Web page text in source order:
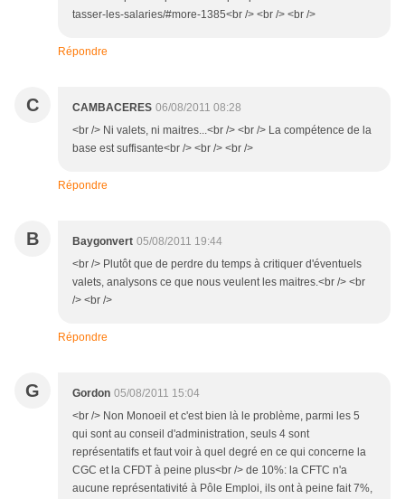
tasser-les-salaries/#more-1385<br /> <br /> <br />
Répondre
C CAMBACERES 06/08/2011 08:28
<br /> Ni valets, ni maitres...<br /> <br /> La compétence de la
base est suffisante<br /> <br /> <br />
Répondre
B Baygonvert 05/08/2011 19:44
<br /> Plutôt que de perdre du temps à critiquer d'éventuels
valets, analysons ce que nous veulent les maitres.<br /> <br
/> <br />
Répondre
G Gordon 05/08/2011 15:04
<br /> Non Monoeil et c'est bien là le problème, parmi les 5
qui sont au conseil d'administration, seuls 4 sont
représentatifs et faut voir à quel degré en ce qui concerne la
CGC et la CFDT à peine plus<br /> de 10%: la CFTC n'a
aucune représentativité à Pôle Emploi, ils ont à peine fait 7%,